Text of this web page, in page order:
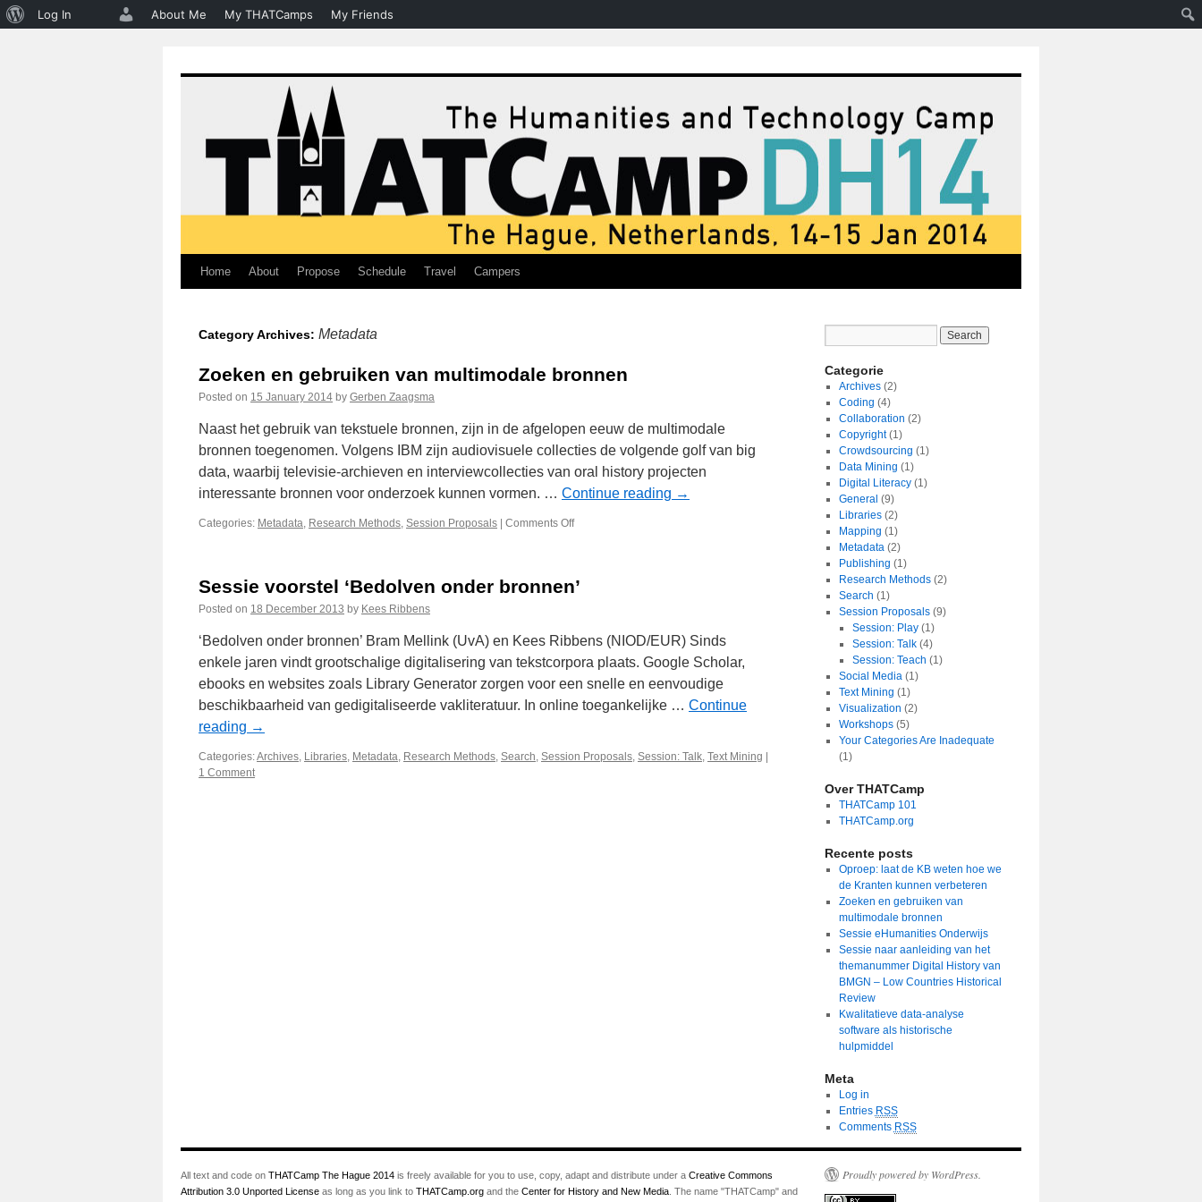
Skip
content
Home About Propose Schedule Travel Campers
Category Archives: Metadata
Zoeken en gebruiken van multimodale bronnen
Posted on 15 January 2014 by Gerben Zaagsma
Naast het gebruik van tekstuele bronnen, zijn in de afgelopen eeuw de multimodale
bronnen toegenomen. Volgens IBM zijn audiovisuele collecties de volgende golf van big
data, waarbij televisie-archieven en interviewcollecties van oral history projecten
interessante bronnen voor onderzoek kunnen vormen. … Continue reading →
Categories: Metadata, Research Methods, Session Proposals Comments Offon
van
Sessie voorstel ‘Bedolven onder bronnen’
Posted on 18 December 2013 by Kees Ribbens
‘Bedolven onder bronnen’ Bram Mellink (UvA) en Kees Ribbens (NIOD/EUR) Sinds
enkele jaren vindt grootschalige digitalisering van tekstcorpora plaats. Google Scholar,
ebooks en websites zoals Library Generator zorgen voor een snelle en eenvoudige
beschikbaarheid van gedigitaliseerde vakliteratuur. In online toegankelijke … Continue
reading →
Categories:Archives, Libraries, Metadata, Research Methods, Search, Session Proposals, Session: Talk, Text Mining
1 Comment
Categorie
Archives(2)
Coding (4)
Collaboration (2)
Copyright(1)
Crowdsourcing (1)
Data Mining (1)
Digital Literacy(1)
General (9)
Libraries(2)
Mapping (1)
Metadata(2)
Publishing (1)
Research Methods(2)
Search (1)
Session Proposals(9)
Session: Play (1)
Session: Talk (4)
Session: Teach (1)
Social Media(1)
Text Mining (1)
Visualization (2)
Workshops(5)
Your Categories Are Inadequate
(1)
Over THATCamp
THATCamp 101
THATCamp.org
Recente posts
Oproep: laat de KB weten hoe we
de Kranten kunnen verbeteren
Zoeken en gebruiken van
multimodale bronnen
Sessie eHumanities Onderwijs
Sessie naar aanleiding van het
themanummer Digital History van
BMGN – Low Countries Historical
Review
Kwalitatieve data-analyse
software als historische
hulpmiddel
Meta
Log in
Entries RSS
Comments RSS
All text and code on THATCamp The Hague 2014 is freely available for you to use, copy, adapt and distribute under a Creative Commons
Attribution 3.0 Unported License as long as you link to THATCamp.org and the Center for History and New Media . The name "THATCamp" and
Proudly powered by WordPress.
About
Log In About Me My THATCamps My Friends